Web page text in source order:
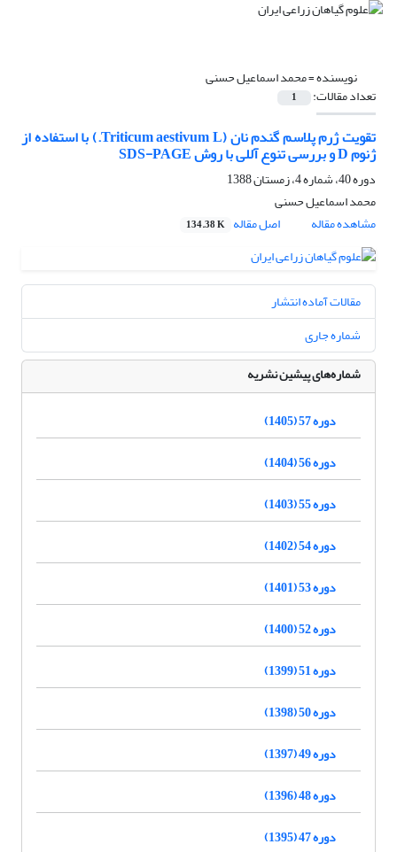
نویسنده =محمد اسماعیل حسنی
تعداد مقالات: 1
تقویت ژرم پلاسم گندم نان (Triticum aestivum L.) با استفاده از
ژنوم D و بررسی تنوع آللی با روش SDS-PAGE
دوره 40، شماره 4، زمستان 1388
محمد اسماعیل حسنی
مشاهده مقاله
اصل مقاله 134.38 K
مقالات آماده انتشار
شماره جاری
شماره‌های پیشین نشریه
دوره 57 (1405)
دوره 56 (1404)
دوره 55 (1403)
دوره 54 (1402)
دوره 53 (1401)
دوره 52 (1400)
دوره 51 (1399)
دوره 50 (1398)
دوره 49 (1397)
دوره 48 (1396)
دوره 47 (1395)